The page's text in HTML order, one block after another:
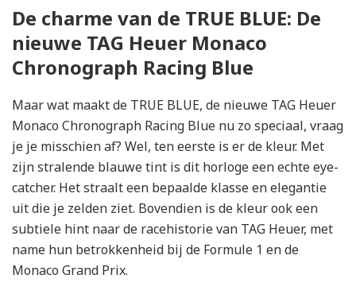
De charme van de TRUE BLUE: De
nieuwe TAG Heuer Monaco
Chronograph Racing Blue
Maar wat maakt de TRUE BLUE, de nieuwe TAG Heuer
Monaco Chronograph Racing Blue nu zo speciaal, vraag
je je misschien af? Wel, ten eerste is er de kleur. Met
zijn stralende blauwe tint is dit horloge een echte eye-
catcher. Het straalt een bepaalde klasse en elegantie
uit die je zelden ziet. Bovendien is de kleur ook een
subtiele hint naar de racehistorie van TAG Heuer, met
name hun betrokkenheid bij de Formule 1 en de
Monaco Grand Prix.